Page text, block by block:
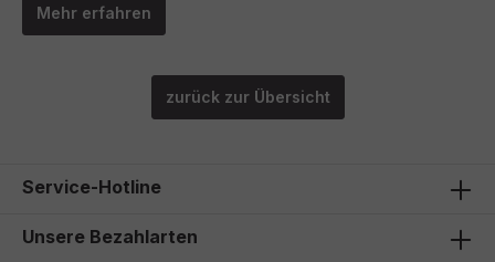
Mehr erfahren
zurück zur Übersicht
Service-Hotline
Unsere Bezahlarten